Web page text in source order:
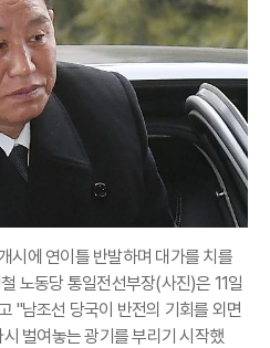
시에 연이틀 반발하며 대가를 치를
노동당 통일전선부장(사진)은 11일
"남조선 당국이 반전의 기회를 외면
벌여놓는 광기를 부리기 시작했